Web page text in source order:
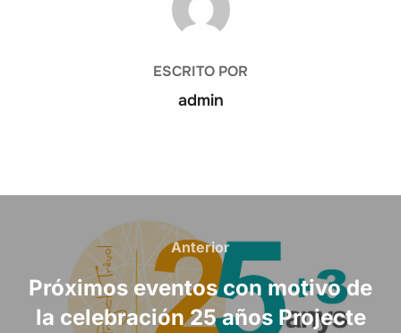
ESCRITO POR
admin
Navegación
entradas
Anterior
Anterior
Próximos eventos con motivo de
la celebración 25 años Projecte